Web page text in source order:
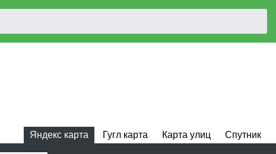
Яндекс карта Гугл карта Карта улиц Спутник